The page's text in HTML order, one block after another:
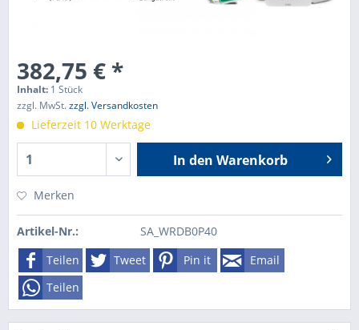
382,75 € *
Inhalt: 1 Stück
zzgl. MwSt.zzgl. Versandkosten
Lieferzeit 10 Werktage
In den Warenkorb
Merken
Artikel-Nr.:
SA_WRDB0P40
Teilen
Tweet Pin it
Email
Teilen